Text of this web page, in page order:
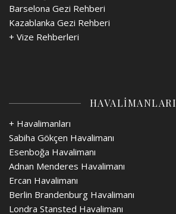
Barselona Gezi Rehberi
Kazablanka Gezi Rehberi
+ Vize Rehberleri
HAVALİMANLARI
+ Havalimanları
Sabiha Gökçen Havalimanı
Esenboğa Havalimanı
Adnan Menderes Havalimanı
Ercan Havalimanı
Berlin Brandenburg Havalimanı
Londra Stansted Havalimanı